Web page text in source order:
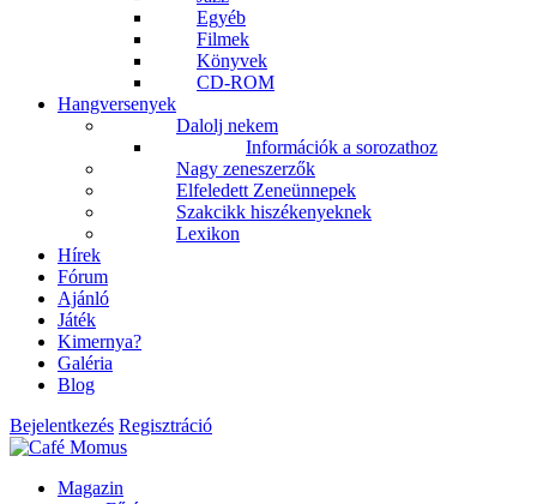
Egyéb
Filmek
Könyvek
CD-ROM
Hangversenyek
Dalolj nekem
Információk a sorozathoz
Nagy zeneszerzők
Elfeledett Zeneünnepek
Szakcikk hiszékenyeknek
Lexikon
Hírek
Fórum
Ajánló
Játék
Kimernya?
Galéria
Blog
Bejelentkezés Regisztráció
Magazin